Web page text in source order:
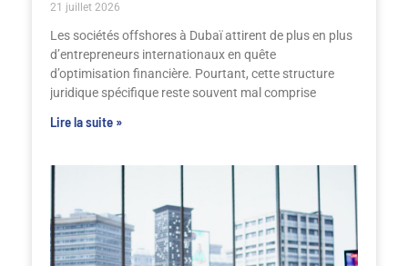
21 juillet 2026
Les sociétés offshores à Dubaï attirent de plus en plus
d’entrepreneurs internationaux en quête
d’optimisation financière. Pourtant, cette structure
juridique spécifique reste souvent mal comprise
Lire la suite »